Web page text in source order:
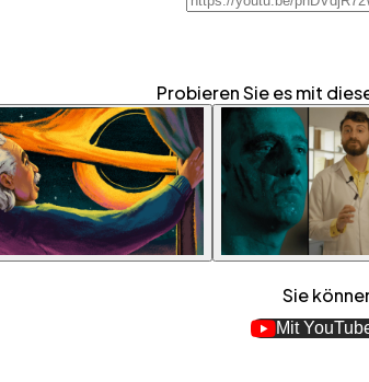
Probieren Sie es mit
Sie
Mit